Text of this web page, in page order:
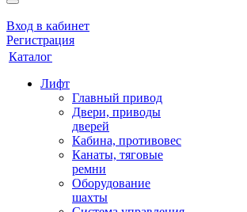
Вход в кабинет
Регистрация
Каталог
Лифт
Главный привод
Двери, приводы
дверей
Кабина, противовес
Канаты, тяговые
ремни
Оборудование
шахты